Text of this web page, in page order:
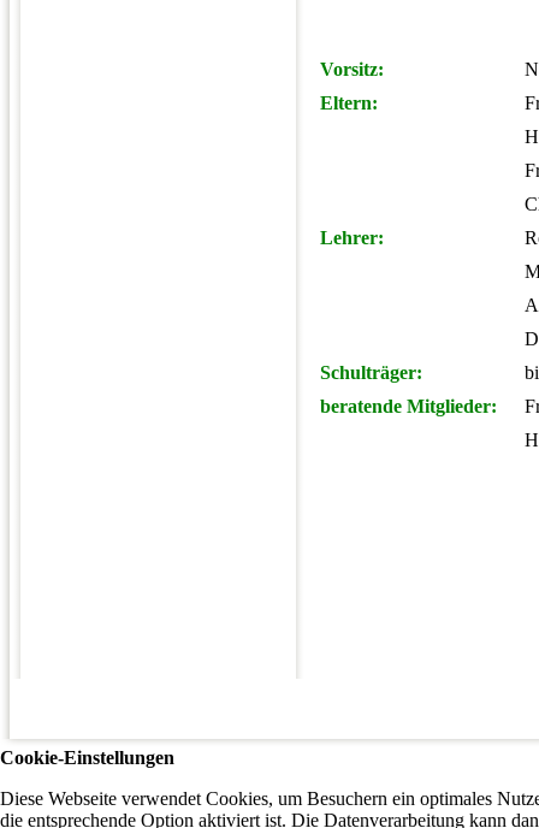
Vorsitz:
Eltern:
Lehrer:
Schulträger:
beratende Mitglieder:
Cookie-Einstellungen
Diese Webseite verwendet Cookies, um Besuchern ein optimales
die entsprechende Option aktiviert ist. Die Datenverarbeitung kann